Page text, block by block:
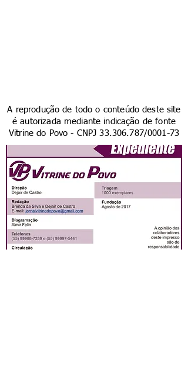
A reprodução de todo o conteúdo deste site
é autorizada mediante indicação de fonte
Vitrine do Povo - CNPJ33.306.787/0001-73